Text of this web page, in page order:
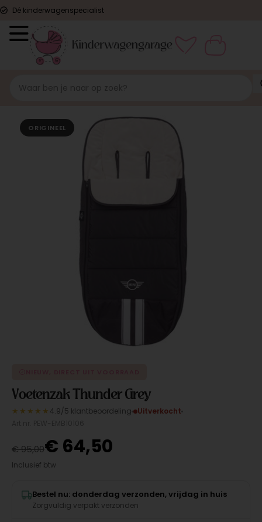
Dé kinderwagenspecialist
ORIGINEEL
Voetenzak Thunder Grey
★★★★★ 4.9/5 klantbeoordeling
Uitverkocht
€95,00€ 64,50
Inclusief btw
Bestel nu: donderdag verzonden, vrijdag in huis
Zorgvuldig verpakt verzonden